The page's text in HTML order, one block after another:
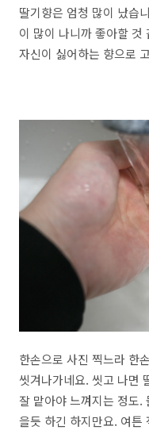
딸기향은 엄청 많이 났습
이 많이 나니까 좋아할 것
자신이 싫어하는 향으로
한손으로 사진 찍느라 한
씻겨나가네요. 씻고 나면
잘 맡아야 느껴지는 정도.
을듯 하긴 하지만요. 여튼